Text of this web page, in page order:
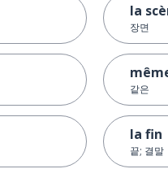
la
장면
같은
la fin
끝; 결말